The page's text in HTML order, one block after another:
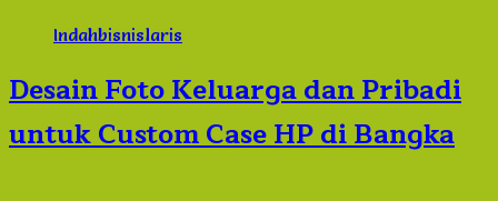
Indahbisnislaris
Desain Foto Keluarga dan Pribadi
untuk Custom Case HP di Bangka